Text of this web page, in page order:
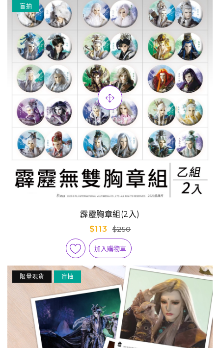
盲抽
霹靂胸章組(2入)
$113
$250
加入購物車
限量現貨 盲抽